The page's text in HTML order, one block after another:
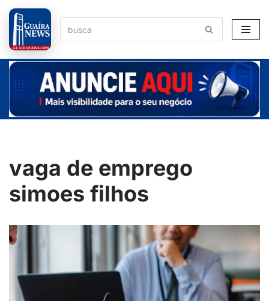
Pular
para
o
conteúdo
vaga de emprego
simoes filhos